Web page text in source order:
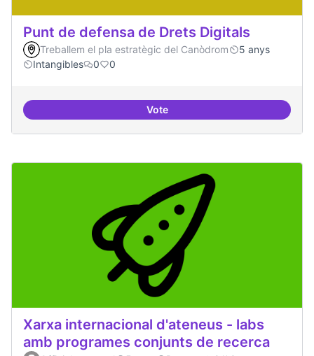
Punt de defensa de Drets Digitals
Treballem el pla estratègic del Canòdrom
5 anys
Intangibles
0 0
VotePunt de defensa de Drets Digitals
Xarxa internacional d'ateneus - labs
amb programes conjunts de recerca